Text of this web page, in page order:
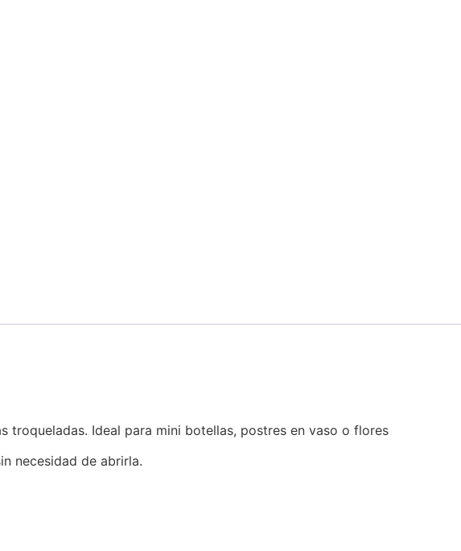
Ideal para mini botellas, postres en vaso o flores
necesidad de abrirla.